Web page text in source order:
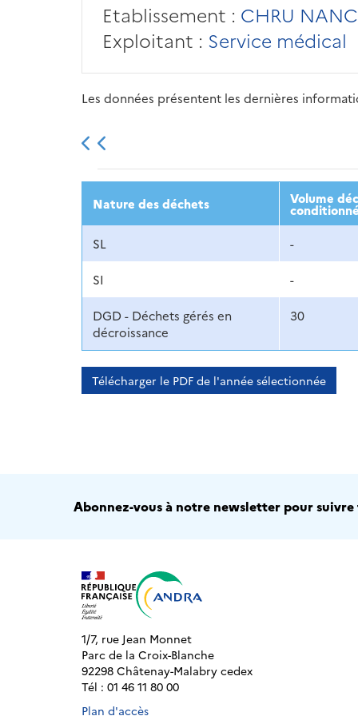
Etablissement : CHRU
Exploitant : Service médical
Les données présentent les dernières
2013 2014 2015
Nature des déchets Volume
SL
-
SI -
DGD - Déchets gérés en
décroissance
30
Télécharger le PDF de l'année sélectionnée
Abonnez-vous à notre newsletter pour suivre
1/7, rue Jean Monnet
Parc de la Croix-Blanche
92298 Châtenay-Malabry cedex
Tél : 01 46 11 80 00
Plan d'accès